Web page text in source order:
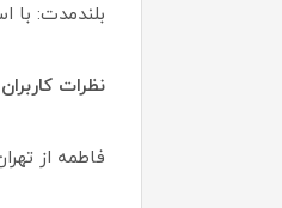
بلندمدت: با
نظرات
فاطمه از